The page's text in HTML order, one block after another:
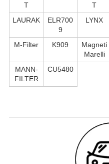
T
T
LAURAK
ELR700
9
LYNX
M-Filter
K909
Magneti
Marelli
MANN-
FILTER
CU5480